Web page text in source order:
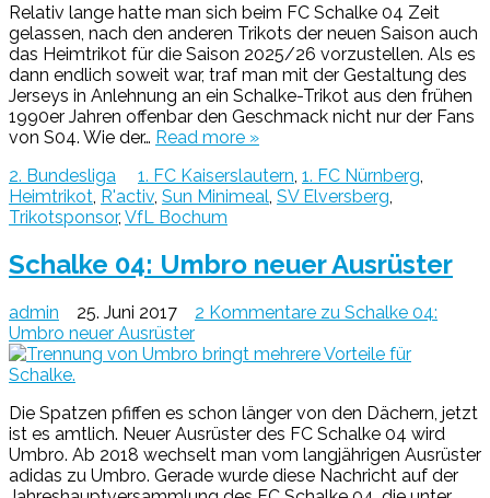
Relativ lange hatte man sich beim FC Schalke 04 Zeit
gelassen, nach den anderen Trikots der neuen Saison auch
das Heimtrikot für die Saison 2025/26 vorzustellen. Als es
dann endlich soweit war, traf man mit der Gestaltung des
Jerseys in Anlehnung an ein Schalke-Trikot aus den frühen
1990er Jahren offenbar den Geschmack nicht nur der Fans
von S04. Wie der… Read more »
2. Bundesliga
1. FC Kaiserslautern 1. FC Nürnberg
Heimtrikot R'activ Sun Minimeal SV Elversberg
Trikotsponsor, VfL Bochum
Schalke 04: Umbro neuer Ausrüster
admin 25. Juni 2017 2 Kommentare zu Schalke 04:
Umbro neuer Ausrüster
Die Spatzen pfiffen es schon länger von den Dächern, jetzt
ist es amtlich. Neuer Ausrüster des FC Schalke 04 wird
Umbro. Ab 2018 wechselt man vom langjährigen Ausrüster
adidas zu Umbro. Gerade wurde diese Nachricht auf der